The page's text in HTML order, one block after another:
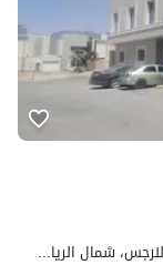
شارع الأمين المهندس عبدالله بن عبدالرحمن ا، حي النرجس، شمال الرياض، الرياض